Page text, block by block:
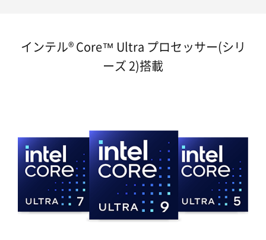
インテル® Core™ Ultra プロセッサー(シリ
ーズ 2)搭載